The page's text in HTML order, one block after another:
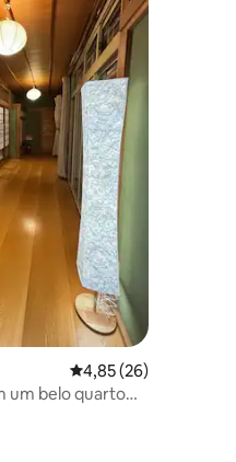
avaliações
4,85 de uma
4,85 (26)
um belo quarto